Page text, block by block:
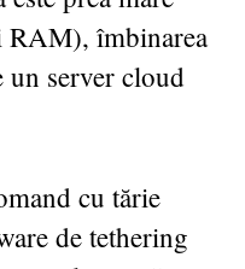
RAM), îmbinarea
un server cloud
cu tărie
de tethering